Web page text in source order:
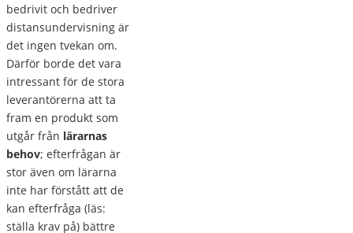
bedrivit och bedriver
distansundervisning är
det ingen tvekan om.
Därför borde det vara
intressant för de stora
leverantörerna att ta
fram en produkt som
utgår från lärarnas
behov; efterfrågan är
stor även om lärarna
inte har förstått att de
kan efterfråga (läs:
ställa krav på) bättre